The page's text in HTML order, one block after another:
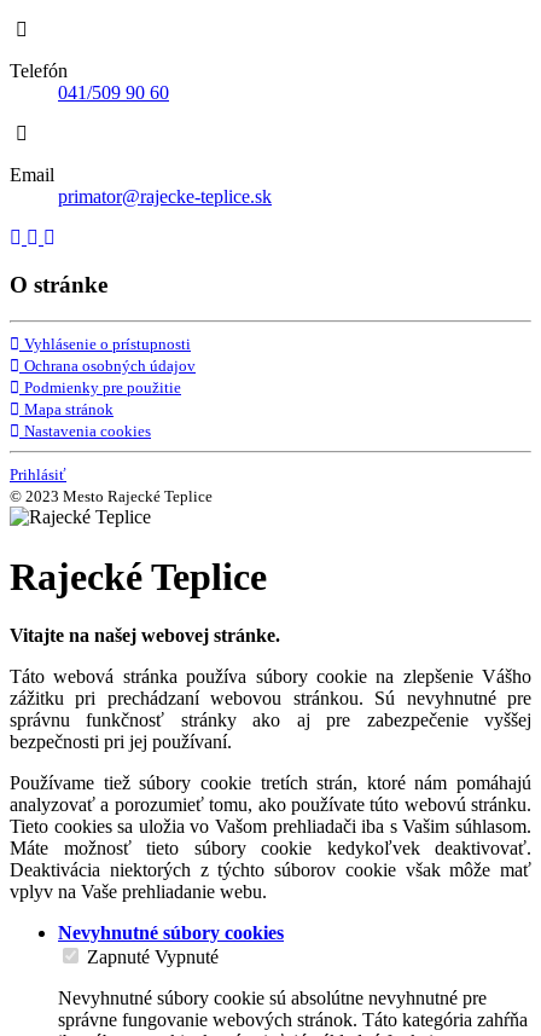
Telefón
041/509 90 60
Email
primator@rajecke-teplice.sk
O stránke
Vyhlásenie o prístupnosti
Ochrana osobných údajov
Podmienky pre použitie
Mapa stránok
Nastavenia cookies
Prihlásiť
© 2023 Mesto Rajecké Teplice
Rajecké Teplice
Vitajte na našej webovej stránke.
Táto webová stránka používa súbory cookie na zlepšenie Vášho
zážitku pri prechádzaní webovou stránkou. Sú nevyhnutné pre
správnu funkčnosť stránky ako aj pre zabezpečenie vyššej
bezpečnosti pri jej používaní.
Používame tiež súbory cookie tretích strán, ktoré nám pomáhajú
analyzovať a porozumieť tomu, ako používate túto webovú stránku.
Tieto cookies sa uložia vo Vašom prehliadači iba s Vašim súhlasom.
Máte možnosť tieto súbory cookie kedykoľvek deaktivovať.
Deaktivácia niektorých z týchto súborov cookie však môže mať
vplyv na Vaše prehliadanie webu.
Nevyhnutné súbory cookies
Zapnuté Vypnuté
Nevyhnutné súbory cookie sú absolútne nevyhnutné pre
správne fungovanie webových stránok. Táto kategória zahŕňa